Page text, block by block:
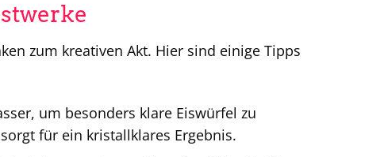
zum kreativen Akt. Hier sind einige Tipps
um besonders klare Eiswürfel zu
für ein kristallklares Ergebnis.